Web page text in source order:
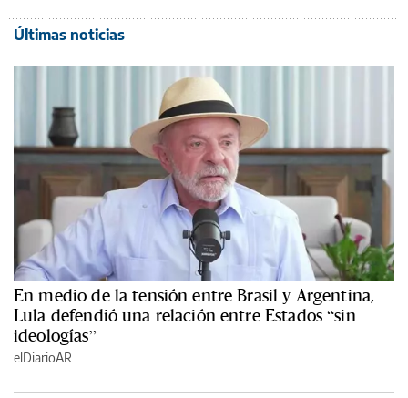
Últimas noticias
En medio de la tensión entre Brasil y Argentina,
Lula defendió una relación entre Estados “sin
ideologías”
elDiarioAR